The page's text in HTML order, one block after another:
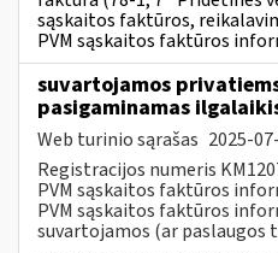
sąskaitos faktūros,
PVM sąskaitos faktūros
suvartojamos
pasigaminamas
Web turinio sąrašas 2025-
Registracijos numeris
PVM sąskaitos faktūros
PVM sąskaitos faktūros
suvartojamos (ar paslaugos